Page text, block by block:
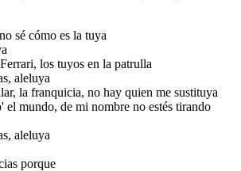
sé cómo es la tuya
los tuyos en la patrulla
aleluya
la franquicia, no hay quien me sustituya
el mundo, de mi nombre no estés tirando
aleluya
porque